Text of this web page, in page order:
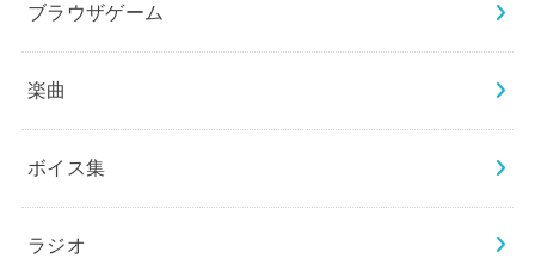
ブラウザゲーム
楽曲
ボイス集
ラジオ